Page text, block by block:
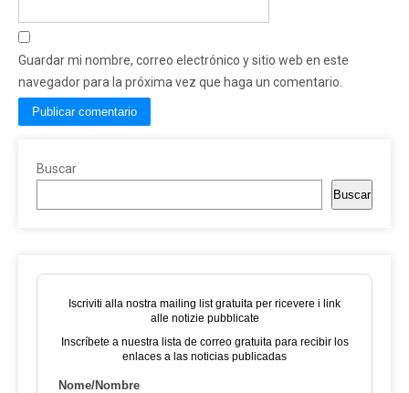
Guardar mi nombre, correo electrónico y sitio web en este
navegador para la próxima vez que haga un comentario.
Buscar
Buscar
Iscriviti alla nostra mailing list gratuita per ricevere i link
alle notizie pubblicate
Inscríbete a nuestra lista de correo gratuita para recibir los
enlaces a las noticias publicadas
Nome/Nombre